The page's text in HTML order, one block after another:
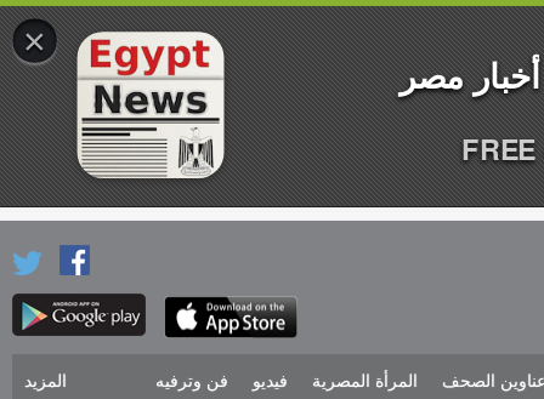
الصحف المرأة المصرية فيديو فن وترفيه المزيد
×